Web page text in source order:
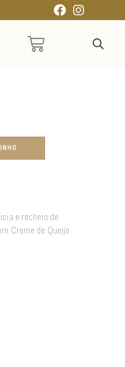
e recheio de
Creme de Queijo